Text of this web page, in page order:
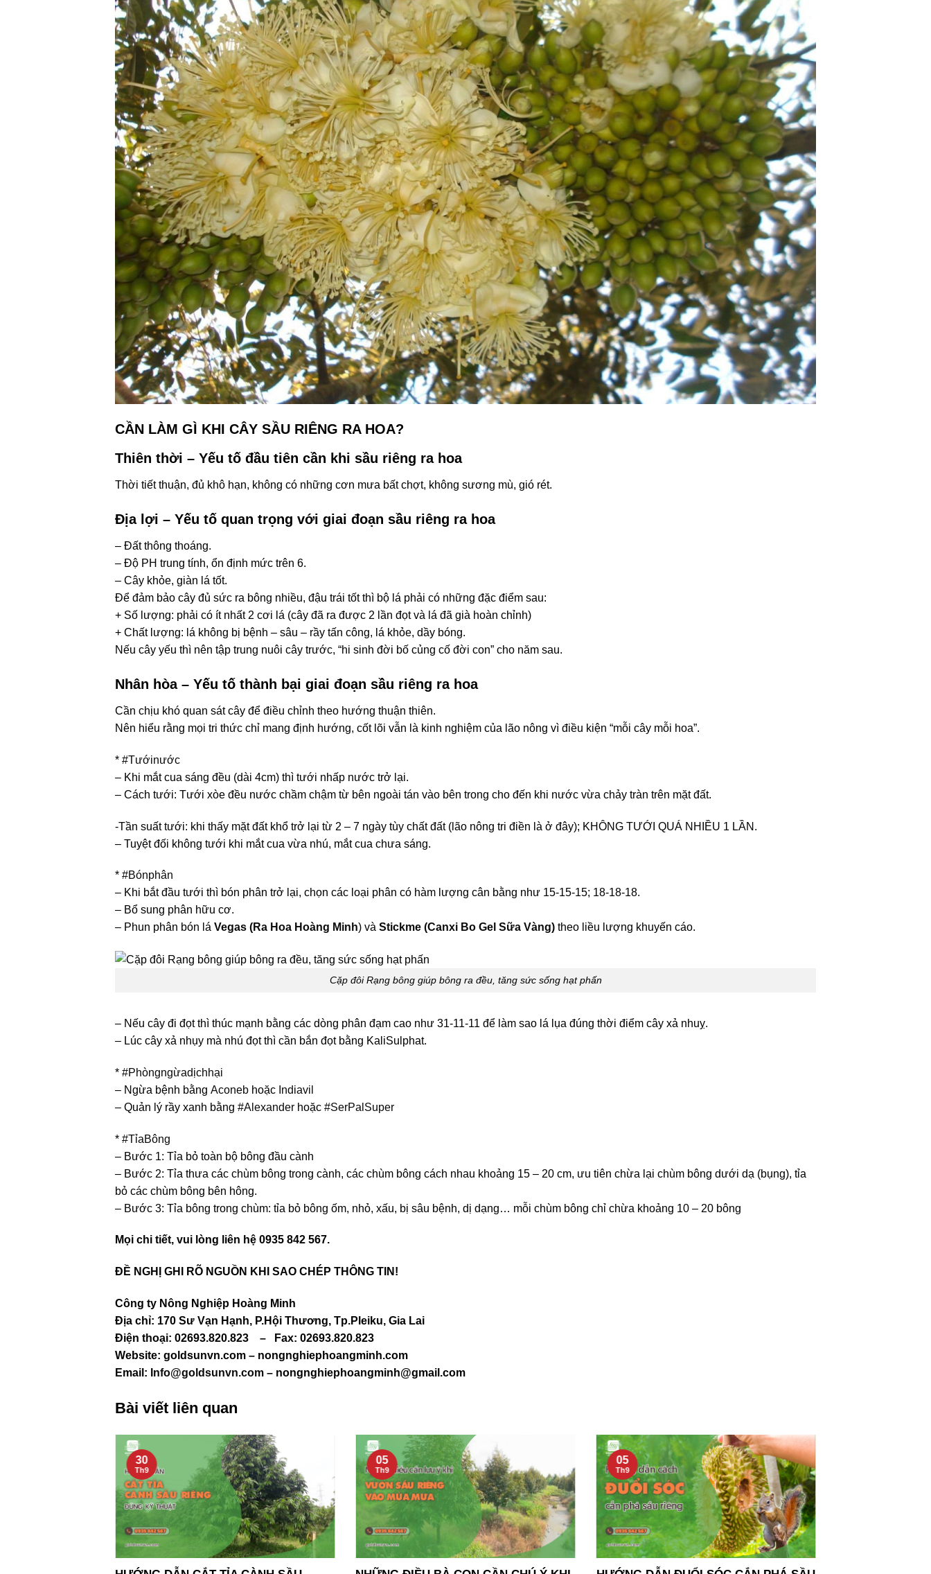
CẦN LÀM GÌ KHI CÂY SẦU RIÊNG RA HOA?
Thiên thời – Yếu tố đầu tiên cần khi sầu riêng ra hoa
Thời tiết thuận, đủ khô hạn, không có những cơn mưa bất chợt, không sương mù, gió rét.
Địa lợi –Yếu tố quan trọng với giai đoạn sầu riêng ra hoa
– Đất thông thoáng.
– Độ PH trung tính, ổn định mức trên 6.
– Cây khỏe, giàn lá tốt.
Để đảm bảo cây đủ sức ra bông nhiều, đậu trái tốt thì bộ lá phải có những đặc điểm sau:
+ Số lượng: phải có ít nhất 2 cơi lá (cây đã ra được 2 lần đọt và lá đã già hoàn chỉnh)
+ Chất lượng: lá không bị bệnh – sâu – rầy tấn công, lá khỏe, dầy bóng.
Nếu cây yếu thì nên tập trung nuôi cây trước, “hi sinh đời bố củng cố đời con” cho năm sau.
Nhân hòa –Yếu tố thành bại giai đoạn sầu riêng ra hoa
Cần chịu khó quan sát cây để điều chỉnh theo hướng thuận thiên.
Nên hiểu rằng mọi tri thức chỉ mang định hướng, cốt lõi vẫn là kinh nghiệm của lão nông vì điều kiện “mỗi cây mỗi hoa”.
*#Tướinước
– Khi mắt cua sáng đều (dài 4cm) thì tưới nhấp nước trở lại.
– Cách tưới: Tưới xòe đều nước chầm chậm từ bên ngoài tán vào bên trong cho đến khi nước vừa chảy tràn trên mặt đất.
-Tần suất tưới: khi thấy mặt đất khổ trở lại từ 2 – 7 ngày tùy chất đất (lão nông tri điền là ở đây); KHÔNG TƯỚI QUÁ NHIỀU 1 LẦN.
– Tuyệt đối không tưới khi mắt cua vừa nhú, mắt cua chưa sáng.
*#Bónphân
– Khi bắt đầu tưới thì bón phân trở lại, chọn các loại phân có hàm lượng cân bằng như 15-15-15; 18-18-18.
– Bổ sung phân hữu cơ.
– Phun phân bón láVegas (Ra Hoa Hoàng Minh) vàStickme (Canxi Bo Gel Sữa Vàng) theo liều lượng khuyến cáo.
Cặp đôi Rạng bông giúp bông ra đều, tăng sức sống hạt phấn
– Nếu cây đi đọt thì thúc mạnh bằng các dòng phân đạm cao như 31-11-11 để làm sao lá lụa đúng thời điểm cây xả nhuỵ.
– Lúc cây xả nhụy mà nhú đọt thì cần bắn đọt bằng KaliSulphat.
*#Phòngngừadịchhại
– Ngừa bệnh bằngAconeb hoặc Indiavil
– Quản lý rầy xanh bằng#Alexander hoặc#SerPalSuper
*#TỉaBông
– Bước 1: Tỉa bỏ toàn bộ bông đầu cành
– Bước 2: Tỉa thưa các chùm bông trong cành, các chùm bông cách nhau khoảng 15 – 20 cm, ưu tiên chừa lại chùm bông dưới dạ (bụng), tỉa
bỏ các chùm bông bên hông.
– Bước 3: Tỉa bông trong chùm: tỉa bỏ bông ốm, nhỏ, xấu, bị sâu bệnh, dị dạng… mỗi chùm bông chỉ chừa khoảng 10 – 20 bông
Mọi chi tiết, vui lòng liên hệ 0935 842 567.
ĐỀ NGHỊ GHI RÕ NGUỒN KHI SAO CHÉP THÔNG TIN!
Công ty Nông Nghiệp Hoàng Minh
Địa chỉ: 170 Sư Vạn Hạnh, P.Hội Thương, Tp.Pleiku, Gia Lai
Điện thoại: 02693.820.823–
Fax: 02693.820.823
Website: goldsunvn.com – nongnghiephoangminh.com
Email: Info@goldsunvn.com – nongnghiephoangminh@gmail.com
Bài viết liên quan
30
Th9
05
Th9
05
Th9